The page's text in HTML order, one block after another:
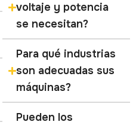
voltaje y potencia
se necesitan?
Para qué industrias
son adecuadas sus
máquinas?
Pueden los